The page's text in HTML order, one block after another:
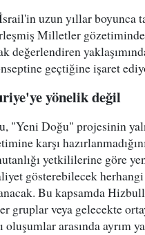
uzun yıllar boyunca
Milletler
değerlendiren
geçtiğine işaret
yönelik değil
"Yeni Doğu" projesinin
karşı
yetkililerine göre
gösterebilecek
Bu kapsamda
gruplar veya gelecekte
oluşumlar arasında ayrım